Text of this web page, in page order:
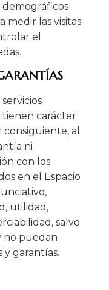
demográficos
medir las visitas
el
tienen carácter
al
ni
con los
en el Espacio
utilidad,
salvo
no puedan
y garantías.